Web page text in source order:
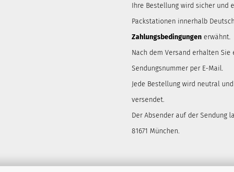
Ihre Bestellung wird sicher und
Packstationen innerhalb
Zahlungsbedingungen erwähnt.
Nach dem Versand erhalten
Sendungsnummer per E-Mail.
Jede Bestellung wird neutral
versendet.
Der Absender auf der Sendung
81671 München.